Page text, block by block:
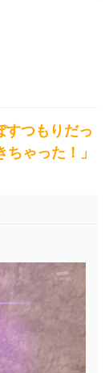
すつもりだっ
ゃった！」